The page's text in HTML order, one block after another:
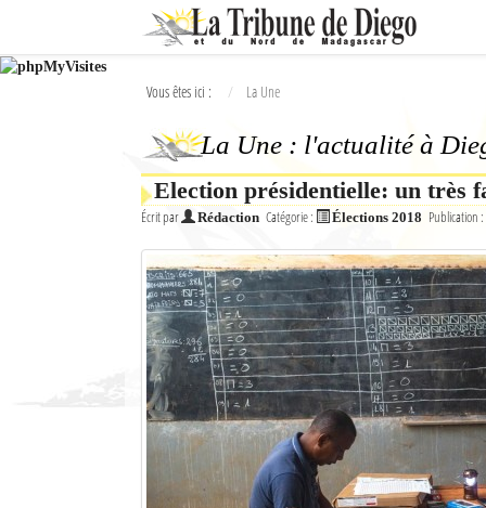
Ok
L'actualité à Diego Suarez
Vous êtes ici : La Une
La Une : l'actualité à
Election présidentielle: un très
Écrit par Rédaction Catégorie : Élections 2018 Publication :